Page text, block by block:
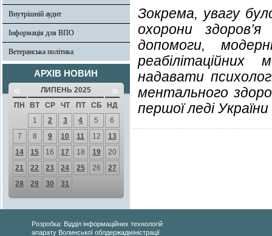
Внутрішній аудит
Інформація для ВПО
Ветеранська політика
АРХІВ НОВИН
« ЛИПЕНЬ 2025 »
ПН ВТ СР ЧТ ПТ СБ
НД
1
2 3 4 5
6
7
8 9 10 11 12
13
14
15 16 17 18 19
20
21
22 23 24 25 26
27
28
29 30 31
Зокрема, увагу
охорони
допомоги,
надавати
ментального
першої леді України
Розробка: Відділ інформаційних технологій
апарату Волинської облдержадміністрації